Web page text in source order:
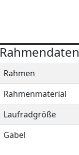
Rahmendaten
Rahmen
Rahmenmaterial
Laufradgröße
Gabel